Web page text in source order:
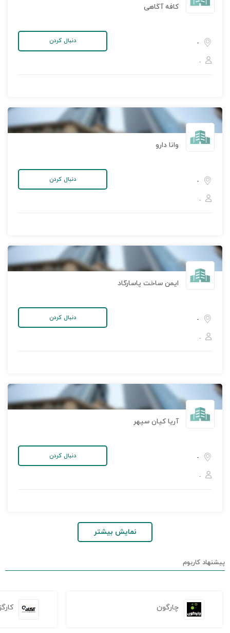
کافه آگاهی
-
-
دنبال کردن
وانا دارو
-
-
دنبال کردن
ایمن ساخت پاسارگاد
-
-
دنبال کردن
آریا کیان سپهر
-
-
دنبال کردن
نمایش بیشتر
پیشنهاد کاربوم
چارگون